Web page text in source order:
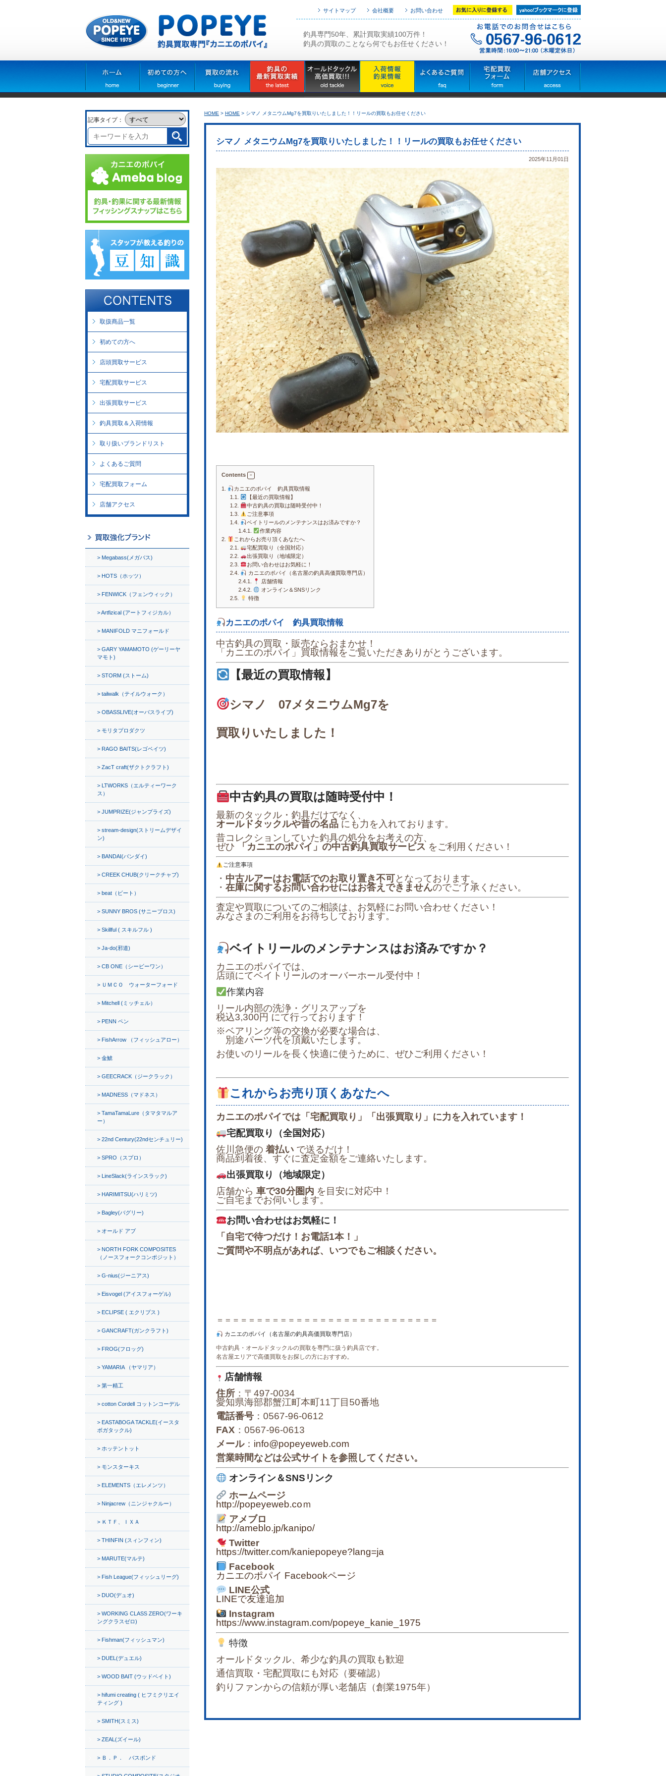
サイトマップ 会社概要 お問い合わせ
釣具専門50年、累計買取実績100万件！
釣具の買取のことなら何でもお任せください！
HOME > HOME > シマノ メタニウムMg7を買取りいたしました！！リールの買取もお任せください
シマノ メタニウムMg7を買取りいたしました！！リールの買取もお任せください
2025年11月01日
Contents
1.
カニエのポパイ 釣具買取情報
1.1.
【最近の買取情報】
1.2.
中古釣具の買取は随時受付中！
1.3.
ご注意事項
1.4.
ベイトリールのメンテナンスはお済みですか？
1.4.1.
作業内容
2.
これからお売り頂くあなたへ
2.1.
宅配買取り（全国対応）
2.2.
出張買取り（地域限定）
2.3.
お問い合わせはお気軽に！
2.4.
カニエのポパイ（名古屋の釣具高価買取専門店）
2.4.1.
店舗情報
2.4.2.
オンライン＆SNSリンク
2.5.
特徴
カニエのポパイ 釣具買取情報
中古釣具の買取・販売ならおまかせ！
「カニエのポパイ」買取情報をご覧いただきありがとうございます。
【最近の買取情報】
シマノ 07メタニウムMg7を
買取りいたしました！
中古釣具の買取は随時受付中！
最新のタックル・釣具だけでなく、
オールドタックルや昔の名品 にも力を入れております。
昔コレクションしていた釣具の処分をお考えの方、
ぜひ
「カニエのポパイ」の中古釣具買取サービス をご利用ください！
ご注意事項
・ 中古ルアーはお電話でのお取り置き不可となっております。
・ 在庫に関するお問い合わせにはお答えできませんのでご了承ください。
査定や買取についてのご相談は、お気軽にお問い合わせください！
みなさまのご利用をお待ちしております。
ベイトリールのメンテナンスはお済みですか？
カニエのポパイでは、
店頭にてベイトリールのオーバーホール受付中！
作業内容
リール内部の洗浄・グリスアップを
税込3,300円 にて行っております！
※ベアリング等の交換が必要な場合は、
別途パーツ代を頂戴いたします。
お使いのリールを長く快適に使うために、ぜひご利用ください！
これからお売り頂くあなたへ
カニエのポパイでは「宅配買取り」「出張買取り」に力を入れています！
宅配買取り（全国対応）
佐川急便の 着払い で送るだけ！
商品到着後、すぐに査定金額をご連絡いたします。
出張買取り（地域限定）
店舗から 車で30分圏内 を目安に対応中！
ご自宅までお伺いします。
お問い合わせはお気軽に！
「自宅で待つだけ！お電話1本！」
ご質問や不明点があれば、いつでもご相談ください。
＝＝＝＝＝＝＝＝＝＝＝＝＝＝＝＝＝＝＝＝＝＝＝＝＝＝＝＝
カニエのポパイ（名古屋の釣具高価買取専門店）
中古釣具・オールドタックルの買取を専門に扱う釣具店です。
名古屋エリアで高価買取をお探しの方におすすめ。
店舗情報
住所 ：〒497-0034
愛知県海部郡蟹江町本町11丁目50番地
電話番号 ：0567-96-0612
FAX ：0567-96-0613
メール： info@popeyeweb.com
営業時間などは公式サイトを参照してください。
オンライン＆SNSリンク
ホームページ
http://popeyeweb.coｍ
アメブロ
http://ameblo.jp/kanipo/
Twitter
https://twitter.com/kaniepopeye?lang=ja
Facebook
カニエのポパイ Facebookページ
LINE公式
LINEで友達追加
Instagram
https://www.instagram.com/popeye_kanie_1975
特徴
オールドタックル、希少な釣具の買取も歓迎
通信買取・宅配買取にも対応（要確認）
釣りファンからの信頼が厚い老舗店（創業1975年）
記事タイプ：
取扱商品一覧
初めての方へ
店頭買取サービス
宅配買取サービス
出張買取サービス
釣具買取＆入荷情報
取り扱いブランドリスト
よくあるご質問
宅配買取フォーム
店舗アクセス
Megabass(メガバス)
HOTS（ホッツ）
FENWICK（フェンウィック）
Artfizical (アートフィジカル）
MANIFOLD マニフォールド
GARY YAMAMOTO (ゲーリーヤ
マモト)
STORM (ストーム)
tailwalk（テイルウォーク）
OBASSLIVE(オーバスライブ)
モリタプロダクツ
RAGO BAITS(レゴベイツ)
ZacT craft(ザクトクラフト)
LTWORKS（エルティーワーク
ス）
JUMPRIZE(ジャンプライズ)
stream-design(ストリームデザイ
ン)
BANDAI(バンダイ)
CREEK CHUB(クリークチャブ)
beat（ビート）
SUNNY BROS (サニーブロス)
Skillful ( スキルフル )
Ja-do(邪道)
CB ONE（シービーワン）
ＵＭＣＯ ウォーターフォード
Mitchell (ミッチェル）
PENN ペン
FishArrow （フィッシュアロー）
金鯱
GEECRACK（ジークラック）
MADNESS（マドネス）
TamaTamaLure（タマタマルア
ー）
22nd Century(22ndセンチュリー)
SPRO（スプロ）
LineSlack(ラインスラック)
HARIMITSU(ハリミツ)
Bagley(バグリー)
オールド アブ
NORTH FORK COMPOSITES
（ノースフォークコンポジット）
G-nius(ジーニアス)
Eisvogel (アイスフォーゲル)
ECLIPSE ( エクリプス )
GANCRAFT(ガンクラフト)
FROG(フロッグ)
YAMARIA （ヤマリア）
第一精工
cotton Cordell コットンコーデル
EASTABOGA TACKLE(イースタ
ボガタックル)
ホッテントット
モンスターキス
ELEMENTS（エレメンツ）
Ninjacrew（ニンジャクルー）
ＫＴＦ、ＩＸＡ
THINFIN (スィンフィン)
MARUTE(マルテ)
Fish League(フィッシュリーグ)
DUO(デュオ)
WORKING CLASS ZERO(ワーキ
ングクラスゼロ)
Fishman(フィッシュマン)
DUEL(デュエル)
WOOD BAIT (ウッドベイト)
hifumi creating ( ヒフミクリエイ
ティング )
SMITH(スミス)
ZEAL(ズイール)
Ｂ．Ｐ． バスポンド